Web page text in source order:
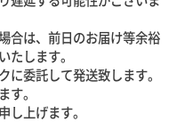
合は、前日のお届け等余裕
たします。
委託して発送致します。
す。
し上げます。